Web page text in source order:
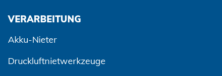
VERARBEITUNG
Akku-Nieter
Druckluftnietwerkzeuge